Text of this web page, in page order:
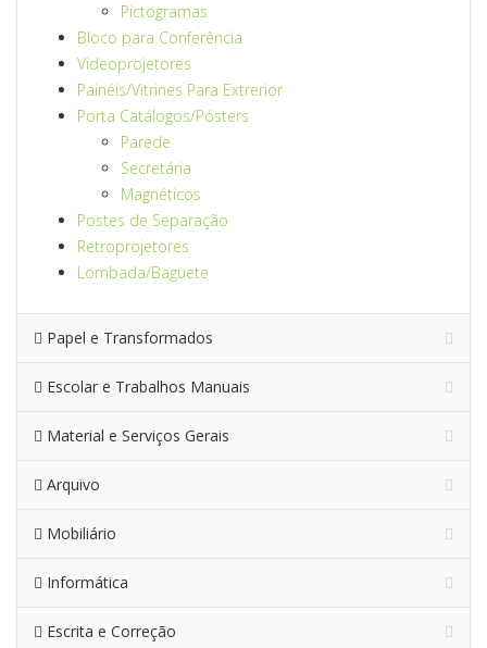
Pictogramas
Bloco para Conferência
Videoprojetores
Painéis/Vitrines Para Extrerior
Porta Catálogos/Pósters
Parede
Secretária
Magnéticos
Postes de Separação
Retroprojetores
Lombada/Baguete
Papel e Transformados
Escolar e Trabalhos Manuais
Material e Serviços Gerais
Arquivo
Mobiliário
Informática
Escrita e Correção